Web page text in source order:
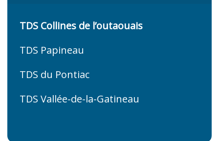
TDS Collines de l’outaouais
TDS Papineau
TDS du Pontiac
TDS Vallée-de-la-Gatineau